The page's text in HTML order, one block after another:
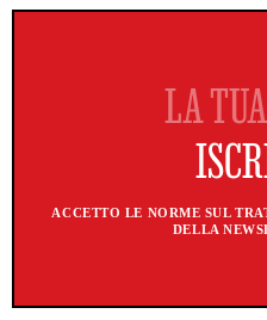
ACCETTO LE NORME SUL
DELLA